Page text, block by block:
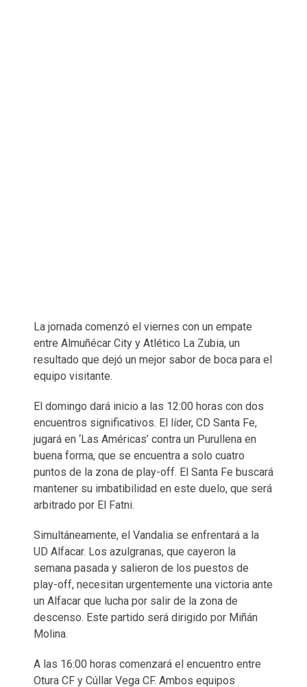
La jornada comenzó el viernes con un empate
entre Almuñécar City y Atlético La Zubia, un
resultado que dejó un mejor sabor de boca para el
equipo visitante.
El domingo dará inicio a las 12:00 horas con dos
encuentros significativos. El líder, CD Santa Fe,
jugará en ‘Las Américas’ contra un Purullena en
buena forma, que se encuentra a solo cuatro
puntos de la zona de play-off. El Santa Fe buscará
mantener su imbatibilidad en este duelo, que será
arbitrado por El Fatni.
Simultáneamente, el Vandalia se enfrentará a la
UD Alfacar. Los azulgranas, que cayeron la
semana pasada y salieron de los puestos de
play-off, necesitan urgentemente una victoria ante
un Alfacar que lucha por salir de la zona de
descenso. Este partido será dirigido por Miñán
Molina.
A las 16:00 horas comenzará el encuentro entre
Otura CF y Cúllar Vega CF. Ambos equipos